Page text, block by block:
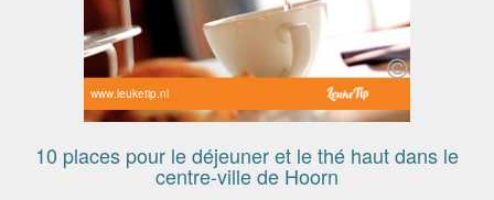
www.leuketip.nl
10 places pour le déjeuner et le thé haut dans le
centre-ville de Hoorn